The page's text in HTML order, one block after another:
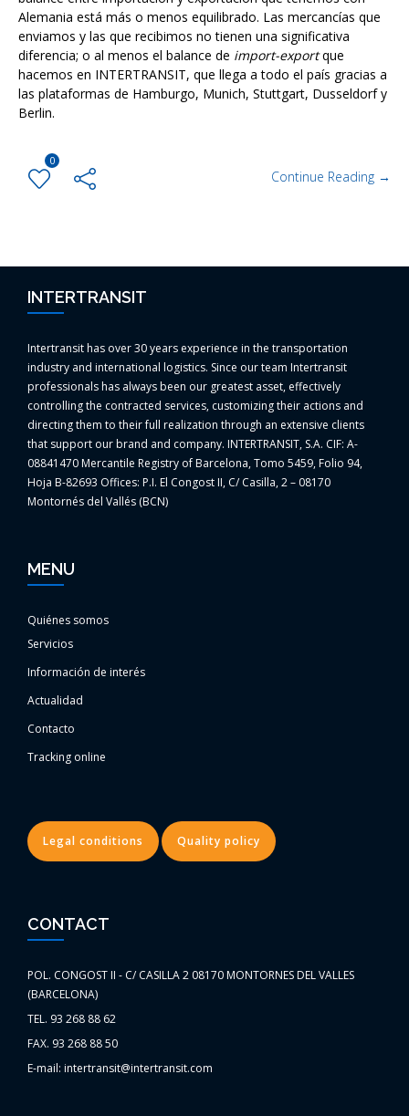
Alemania está más o menos equilibrado. Las mercancías que
enviamos y las que recibimos no tienen una significativa
diferencia; o al menos el balance de import-exportque
hacemos en INTERTRANSIT, que llega a todo el país gracias a
las plataformas de Hamburgo, Munich, Stuttgart, Dusseldorf y
Berlin.
0
Continue Reading →
INTERTRANSIT
Intertransit has over 30 years experience in the transportation
industry and international logistics. Since our team Intertransit
professionals has always been our greatest asset, effectively
controlling the contracted services, customizing their actions and
directing them to their full realization through an extensive clients
that support our brand and company. INTERTRANSIT, S.A. CIF: A-
08841470 Mercantile Registry of Barcelona, Tomo 5459, Folio 94,
Hoja B-82693 Offices: P.I. El Congost II, C/ Casilla, 2 – 08170
Montornés del Vallés (BCN)
MENU
Quiénes somos
Servicios
Información de interés
Actualidad
Contacto
Tracking online
Legal conditions Quality policy
CONTACT
POL. CONGOST II - C/ CASILLA 2 08170 MONTORNES DEL VALLES
(BARCELONA)
TEL. 93 268 88 62
FAX. 93 268 88 50
E-mail: intertransit@intertransit.com